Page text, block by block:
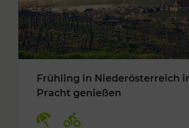
Frühling in Niederösterreich
Pracht genießen